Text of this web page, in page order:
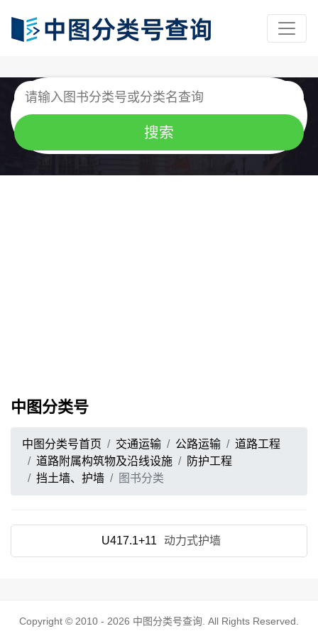
中图分类号
中图分类号首页 交通运输 公路运输
道路工程
道路附属构筑物及沿线设施
防护工程
挡土墙、护墙
图书分类
U417.1+11 动力式护墙
Copyright © 2010 - 2026 中图分类号查询 . All Rights Reserved.